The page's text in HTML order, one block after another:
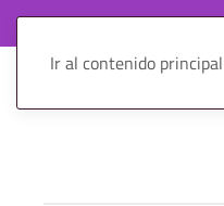
Ir al contenido principal